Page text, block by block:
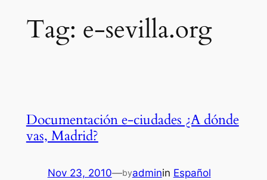
Tag: e-sevilla.org
Documentación e-ciudades ¿A dónde
vas, Madrid?
Nov 23, 2010—byadminin Español